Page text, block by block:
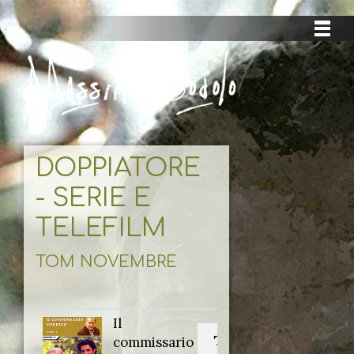
DOPPIATORE
- SERIE E
TELEFILM
TOM NOVEMBRE
Il
commissario
Titolo originale: